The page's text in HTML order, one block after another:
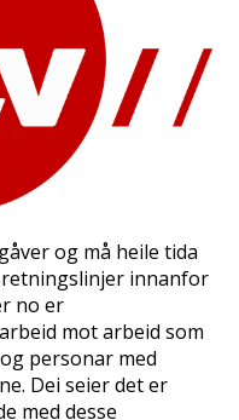
og må heile tida
innanfor
no er
mot arbeid som
personar med
Dei seier det er
med desse